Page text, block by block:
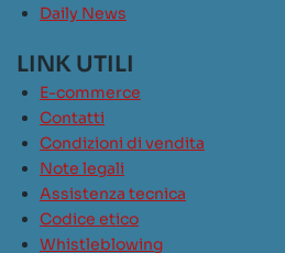
Daily News
LINK UTILI
E-commerce
Contatti
Condizioni di vendita
Note legali
Assistenza tecnica
Codice etico
Whistleblowing